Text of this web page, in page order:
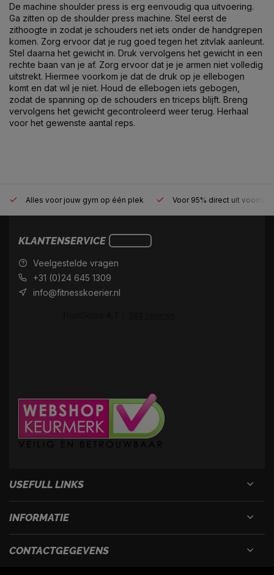
De machine shoulder press is erg eenvoudig qua uitvoering.
Ga zitten op de shoulder press machine. Stel eerst de
zithoogte in zodat je schouders net iets onder de handgrepen
komen. Zorg ervoor dat je rug goed tegen het zitvlak aanleunt.
Stel daarna het gewicht in. Druk vervolgens het gewicht in een
rechte baan van je af. Zorg ervoor dat je je armen niet volledig
uitstrekt. Hiermee voorkom je dat de druk op je ellebogen
komt en dat wil je niet. Houd de ellebogen iets gebogen,
zodat de spanning op de schouders en triceps blijft. Breng
vervolgens het gewicht gecontroleerd weer terug. Herhaal
voor het gewenste aantal reps.
Alles voor jouw gym op één plek Voor 95% direct uit
KLANTENSERVICE
Veelgestelde vragen
+31 (0)24 645 1309
info@fitnesskoerier.nl
USEFULL LINKS
INFORMATIE
CONTACTGEGEVENS